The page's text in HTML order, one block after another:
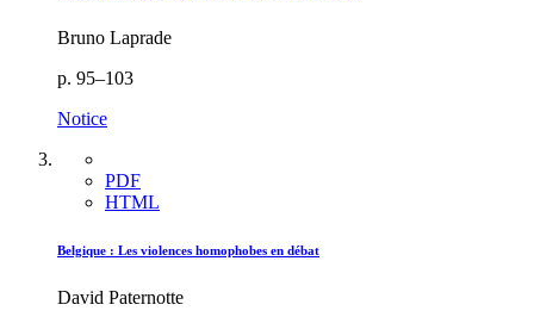
Bruno Laprade
p. 95–103
Notice
PDF
HTML
Belgique : Les violences homophobes en débat
David Paternotte